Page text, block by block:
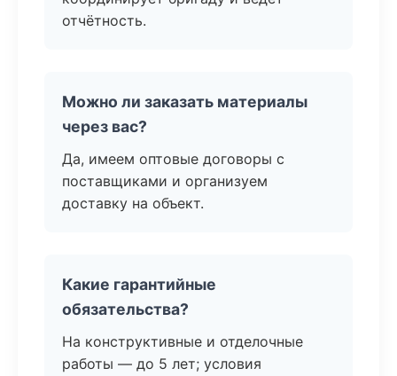
отчётность.
Можно ли заказать материалы
через вас?
Да, имеем оптовые договоры с
поставщиками и организуем
доставку на объект.
Какие гарантийные
обязательства?
На конструктивные и отделочные
работы — до 5 лет; условия